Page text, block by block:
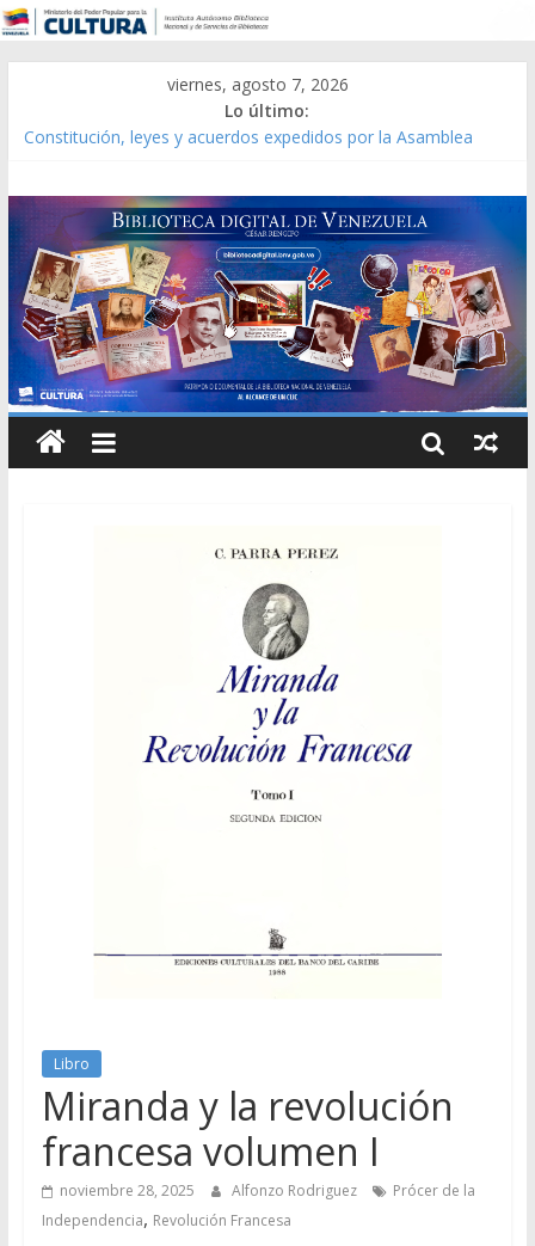
viernes, agosto 7, 2026
Lo último:
Constitución, leyes y acuerdos expedidos por la Asamblea
Modesta Bor Sánchez [material gráfico]
Gaceta Oficial de la República de Venezuela año CXXXIII Mes V,
Caracas 09 de marzo de 2006 N° 38.394
Catálogo temático de obras de Modesta Bor
Libro
Miranda y la revolución
francesa volumen I
noviembre 28, 2025 Alfonzo Rodriguez
Prócer de la
Independencia, Revolución Francesa